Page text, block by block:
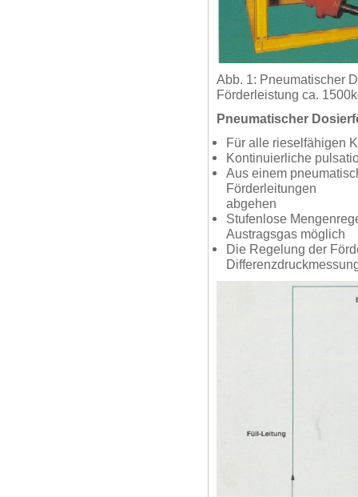
Abb. 1: Pneumatischer
Förderleistung ca.
Pneumatischer
Für alle rieselfähigen
Kontinuierliche
Aus einem
Förderleitungen
abgehen
Stufenlose
Austragsgas möglich
Die Regelung der